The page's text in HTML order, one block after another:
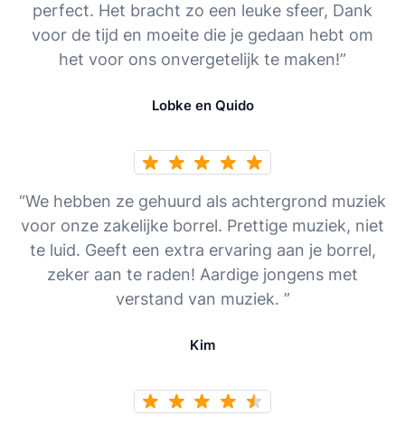
perfect. Het bracht zo een leuke sfeer, Dank
voor de tijd en moeite die je gedaan hebt om
het voor ons onvergetelijk te maken!”
Lobke en Quido
“We hebben ze gehuurd als achtergrond muziek
voor onze zakelijke borrel. Prettige muziek, niet
te luid. Geeft een extra ervaring aan je borrel,
zeker aan te raden! Aardige jongens met
verstand van muziek. ”
Kim